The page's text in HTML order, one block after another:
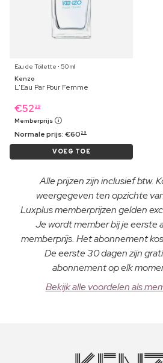
Eau de Toilette ⋅ 50 ml
Kenzo
L'Eau Par Pour Femme
€52 39
Memberprijs
Normale prijs:€60 29
VOEG TOE
Alle prijzen zijn inclusief btw.
weergegeven ten opzichte
Luxplus memberprijzen gelden
Je wordt member bij je eerste
memberprijs. Het abonnement
De eerste 30 dagen zijn
abonnement op elk
Bekijk alle voordelen als